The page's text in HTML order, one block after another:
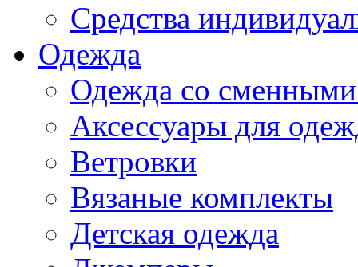
Средства
Одежда
Одежда со сменными
Аксессуары для
Ветровки
Вязаные комплекты
Детская одежда